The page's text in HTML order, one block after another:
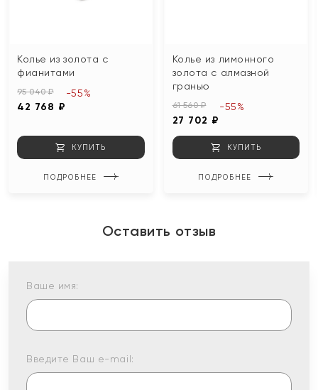
Колье из золота с
фианитами
95 040 ₽
42 768 ₽
-55%
КУПИТЬ
ПОДРОБНЕЕ
Колье из лимонного
золота с алмазной
гранью
61 560 ₽
27 702 ₽
-55%
КУПИТЬ
ПОДРОБНЕЕ
Оставить отзыв
Ваше имя:
Введите Ваш e-mail: